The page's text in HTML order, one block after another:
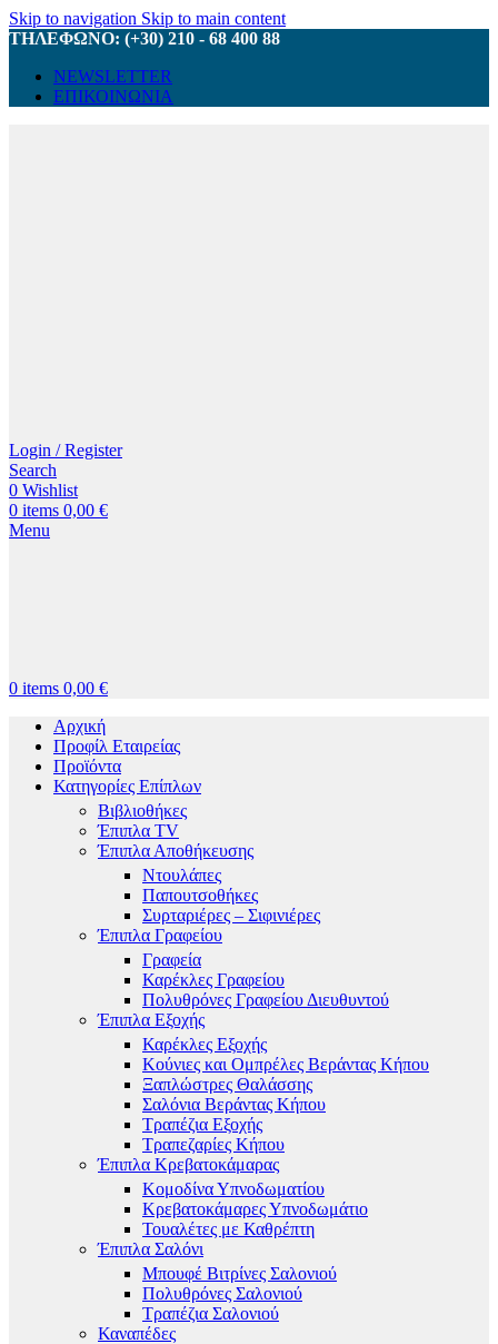
Skip to navigation Skip to main content
ΤΗΛΕΦΩΝΟ: (+30) 210 - 68 400 88
NEWSLETTER
ΕΠΙΚΟΙΝΩΝΙΑ
Login / Register
Search
0 Wishlist
0 items 0,00 €
Menu
0 items 0,00 €
Αρχική
Προφίλ Εταιρείας
Προϊόντα
Κατηγορίες Επίπλων
Βιβλιοθήκες
Έπιπλα TV
Έπιπλα Αποθήκευσης
Ντουλάπες
Παπουτσοθήκες
Συρταριέρες – Σιφινιέρες
Έπιπλα Γραφείου
Γραφεία
Καρέκλες Γραφείου
Πολυθρόνες Γραφείου Διευθυντού
Έπιπλα Εξοχής
Καρέκλες Εξοχής
Κούνιες και Ομπρέλες Βεράντας Κήπου
Ξαπλώστρες Θαλάσσης
Σαλόνια Βεράντας Κήπου
Τραπέζια Εξοχής
Τραπεζαρίες Κήπου
Έπιπλα Κρεβατοκάμαρας
Κομοδίνα Υπνοδωματίου
Κρεβατοκάμαρες Υπνοδωμάτιο
Τουαλέτες με Καθρέπτη
Έπιπλα Σαλόνι
Μπουφέ Βιτρίνες Σαλονιού
Πολυθρόνες Σαλονιού
Τραπέζια Σαλονιού
Καναπέδες